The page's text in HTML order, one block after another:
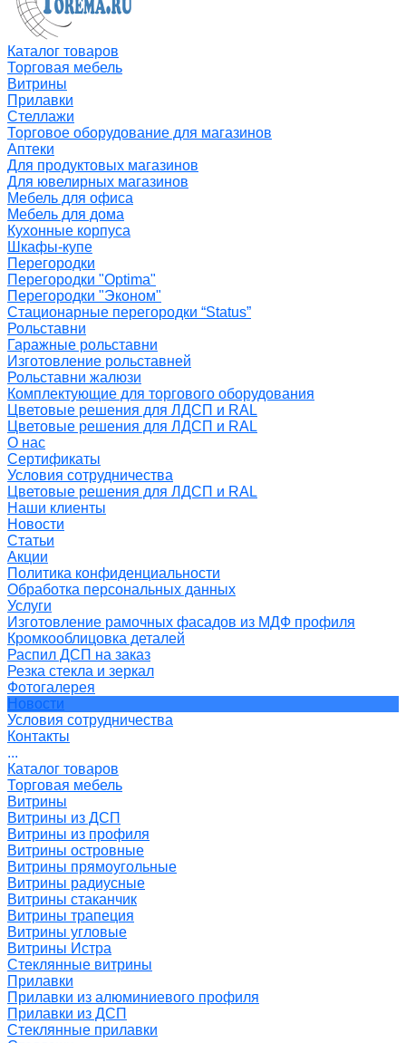
Каталог товаров
Торговая мебель
Витрины
Прилавки
Стеллажи
Торговое оборудование для магазинов
Аптеки
Для продуктовых магазинов
Для ювелирных магазинов
Мебель для офиса
Мебель для дома
Кухонные корпуса
Шкафы-купе
Перегородки
Перегородки "Optima"
Перегородки "Эконом"
Стационарные перегородки “Status”
Рольставни
Гаражные рольставни
Изготовление рольставней
Рольставни жалюзи
Комплектующие для торгового оборудования
Цветовые решения для ЛДСП и RAL
Цветовые решения для ЛДСП и RAL
О нас
Сертификаты
Условия сотрудничества
Цветовые решения для ЛДСП и RAL
Наши клиенты
Новости
Статьи
Акции
Политика конфиденциальности
Обработка персональных данных
Услуги
Изготовление рамочных фасадов из МДФ профиля
Кромкооблицовка деталей
Распил ДСП на заказ
Резка стекла и зеркал
Фотогалерея
Новости
Условия сотрудничества
Контакты
...
Каталог товаров
Торговая мебель
Витрины
Витрины из ДСП
Витрины из профиля
Витрины островные
Витрины прямоугольные
Витрины радиусные
Витрины стаканчик
Витрины трапеция
Витрины угловые
Витрины Истра
Стеклянные витрины
Прилавки
Прилавки из алюминиевого профиля
Прилавки из ДСП
Стеклянные прилавки